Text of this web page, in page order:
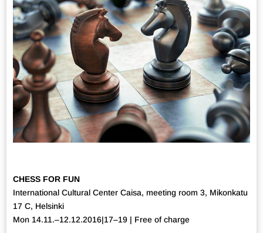
CHESS FOR FUN
International Cultural Center Caisa, meeting room 3, Mikonkatu
17 C, Helsinki
Mon 14.11.–12.12.2016|17–19 | Free of charge